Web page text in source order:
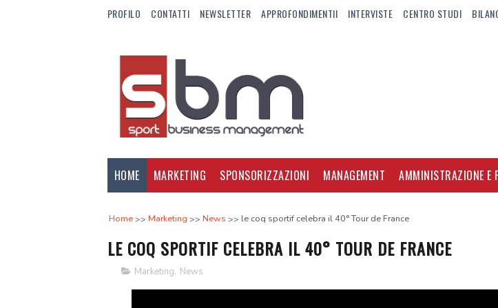
PROFILO CONTATTI NEWSLETTER APPROFONDIMENTII INTERVISTE CENTRO STUDI
HOME MARKETING SPONSORIZZAZIONI MANAGEMENT AMMINISTRAZIONE E
Home Marketing News le coq sportif celebra il 40° Tour de France
LE COQ SPORTIF CELEBRA IL 40° TOUR DE FRANCE
Marketing, News